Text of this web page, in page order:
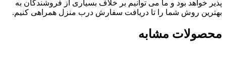
پذیر خواهد بود و ما می توانیم بر خلاف بسیاری از فروشندگان به
بهترین روش شما را تا دریافت سفارش درب منزل همراهی کنیم.
محصولات مشابه